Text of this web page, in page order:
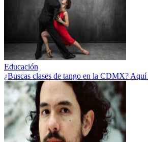
Educación
¿Buscas clases de tango en la CDMX? Aquí